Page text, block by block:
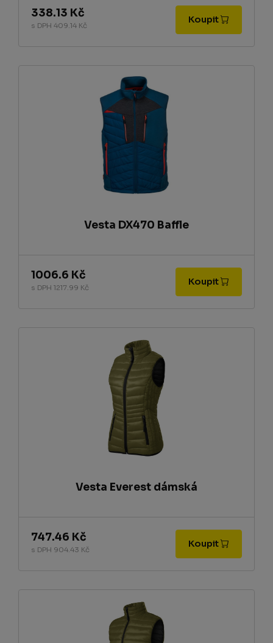
338.13 Kč
s DPH 409.14 Kč
Koupit
Vesta DX470 Baffle
1006.6 Kč
s DPH 1217.99 Kč
Koupit
Vesta Everest dámská
747.46 Kč
s DPH 904.43 Kč
Koupit